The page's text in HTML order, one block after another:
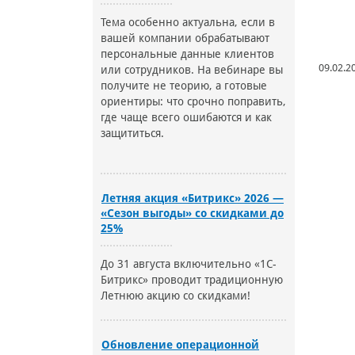
Тема особенно актуальна, если в
вашей компании обрабатывают
персональные данные клиентов
или сотрудников. На вебинаре вы
получите не теорию, а готовые
ориентиры: что срочно поправить,
где чаще всего ошибаются и как
защититься.
Летняя акция «Битрикс» 2026 —
«Сезон выгоды» со скидками до
25%
До 31 августа включительно «1С-
Битрикс» проводит традиционную
Летнюю акцию со скидками!
Обновление операционной